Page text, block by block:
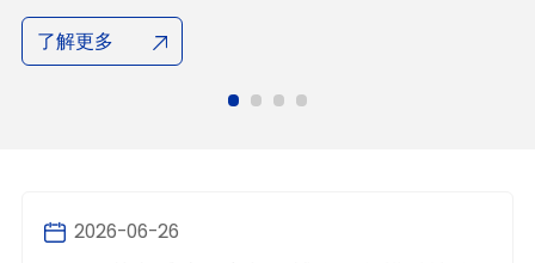
了解更多
2026-06-26